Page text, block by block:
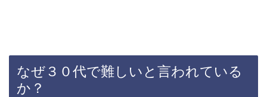
なぜ３０代で難しいと言われている
か？